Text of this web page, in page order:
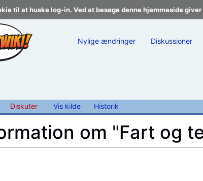
til at huske log-in. Ved at besøge denne hjemmeside
Nylige ændringer Diskussioner
Diskuter Vis kilde Historik
om "Fart og